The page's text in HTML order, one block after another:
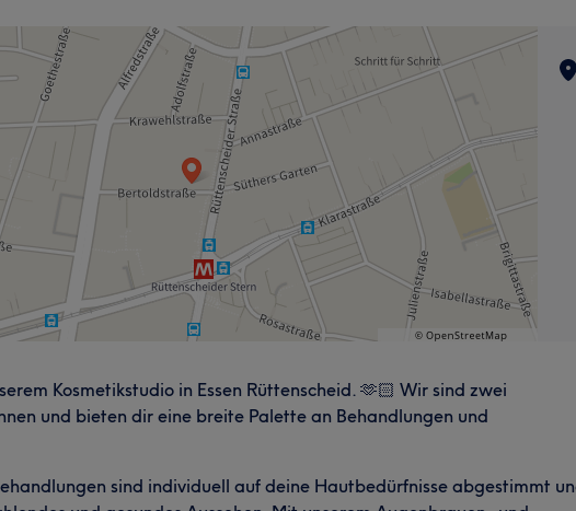
Kosmetikstudio in Essen Rüttenscheid. 🫶🏻 Wir sind zwei
und bieten dir eine breite Palette an Behandlungen und
sind individuell auf deine Hautbedürfnisse abgestimmt